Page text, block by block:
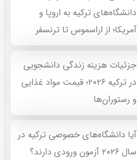
دانشگاه‌های ترکیه به اروپا و
آمریکا؛ از اراسموس تا ترنسفر
جزئیات هزینه زندگی دانشجویی
در ترکیه ۲۰۲۶؛ قیمت مواد غذایی
و رستوران‌ها
آیا دانشگاه‌های خصوصی ترکیه در
سال ۲۰۲۶ آزمون ورودی دارند؟